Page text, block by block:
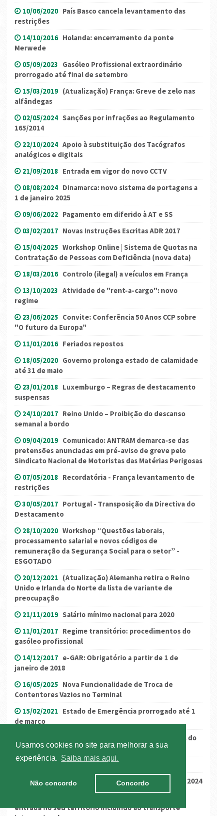
Usamos cookies no site para melhorar a sua
experiência.
Saiba mais aqui.
Não concordo Concordo
10/06/2020 País Basco cancela levantamento das
restrições
14/10/2016 Holanda: encerramento da ponte
Merwede
05/09/2023 Gasóleo Profissional extraordinário
prorrogado até final de setembro
15/03/2019 (Atualização) França: Greve de zelo nas
alfândegas
02/05/2024 Sanções por infrações ao Regulamento
165/2014
22/10/2024 Apoio à substituição dos Tacógrafos
analógicos e digitais
21/09/2018 Entrada em vigor do novo CCTV
08/08/2024 Dinamarca: novo sistema de portagens a
1 de janeiro 2025
09/06/2022 Pagamento em diferido à AT e SS
03/02/2017 Novas Instruções Escritas ADR 2017
15/04/2025 Workshop Online | Sistema de Quotas na
Contratação de Pessoas com Deficiência (nova data)
18/03/2016 Controlo (ilegal) a veículos em França
13/10/2023 Atividade de "rent-a-cargo": novo
regime
23/06/2025 Convite: Conferência 50 Anos CCP sobre
"O futuro da Europa"
11/01/2016 Feriados repostos
18/05/2020 Governo prolonga estado de calamidade
até 31 de maio
23/01/2018 Luxemburgo – Regras de destacamento
suspensas
24/10/2017 Reino Unido – Proibição do descanso
semanal a bordo
09/04/2019 Comunicado: ANTRAM demarca-se das
pretensões anunciadas em pré-aviso de greve pelo
Sindicato Nacional de Motoristas das Matérias Perigosas
07/05/2018 Recordatória - França levantamento de
restrições
30/05/2017 Portugal - Transposição da Directiva do
Destacamento
28/10/2020 Workshop “Questões laborais,
processamento salarial e novos códigos de
remuneração da Segurança Social para o setor” -
ESGOTADO
20/12/2021 (Atualização) Alemanha retira o Reino
Unido e Irlanda do Norte da lista de variante de
preocupação
21/11/2019 Salário mínimo nacional para 2020
11/01/2017 Regime transitório: procedimentos do
gasóleo profissional
14/12/2017 e-GAR: Obrigatório a partir de 1 de
janeiro de 2018
16/05/2025 Nova Funcionalidade de Troca de
Contentores Vazios no Terminal
15/02/2021 Estado de Emergência prorrogado até 1
de março
Banco de Portugal atualiza “Quadros do
Setor” e “Quadros da Empresa e do Setor”
02/04/2019
Reino Unido: Ponto de situação…
17/04/2024 Gasóleo Profissional: reembolsos em 2024
entrada no seu território incluindo ao transporte